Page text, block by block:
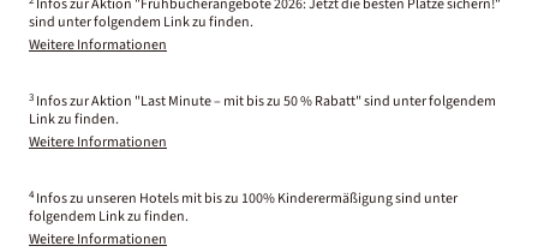
Infos zur Aktion "Frühbucherangebote 2026: Jetzt die besten Plätze sichern!"
sind unter folgendem Link zu finden.
Weitere Informationen
3 Infos zur Aktion "Last Minute – mit bis zu 50 % Rabatt" sind unter folgendem
Link zu finden.
Weitere Informationen
4 Infos zu unseren Hotels mit bis zu 100% Kinderermäßigung sind unter
folgendem Link zu finden.
Weitere Informationen